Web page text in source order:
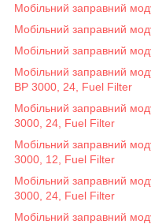
Мобільний заправний
Мобільний заправний
Мобільний заправний
Мобільний заправний
BP 3000, 24, Fuel Filter
Мобільний заправний
3000, 24, Fuel Filter
Мобільний заправний
3000, 12, Fuel Filter
Мобільний заправний
3000, 24, Fuel Filter
Мобільний заправний